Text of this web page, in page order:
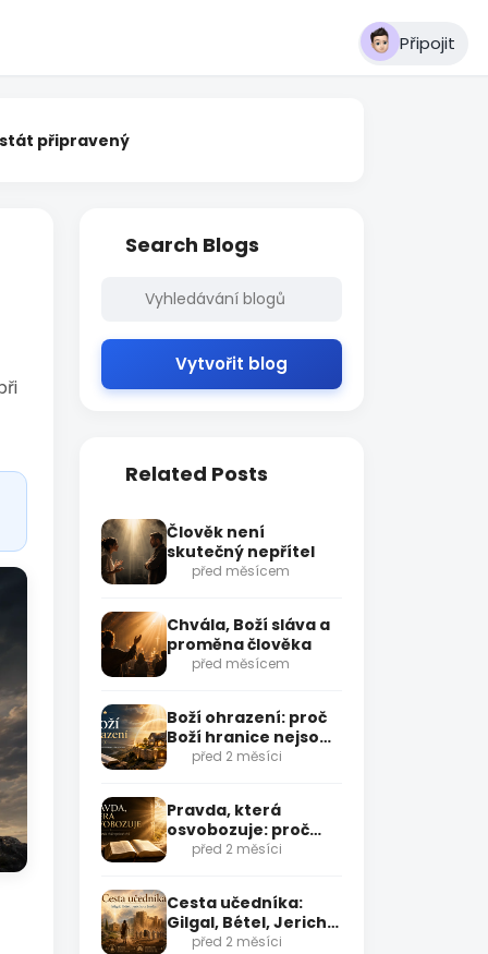
Připojit
připravený
Search Blogs
Vytvořit blog
Related Posts
Člověk není
skutečný nepřítel
před měsícem
Chvála, Boží sláva a
proměna člověka
před měsícem
Boží ohrazení: proč
Boží hranice nejsou
omezení, ale
před 2 měsíci
Pravda, která
osvobozuje: proč
nestačí vědět
před 2 měsíci
Cesta učedníka:
Gilgal, Bétel, Jericho
a Jordán
před 2 měsíci